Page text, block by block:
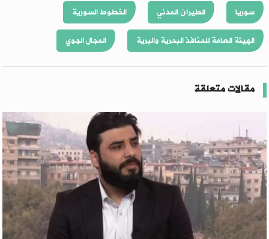
سوريا الطيران المدني
الخطوط السورية
الهيئة العامة للمنافذ البحرية والبرية
المجال الجوي
مقالات متعلقة